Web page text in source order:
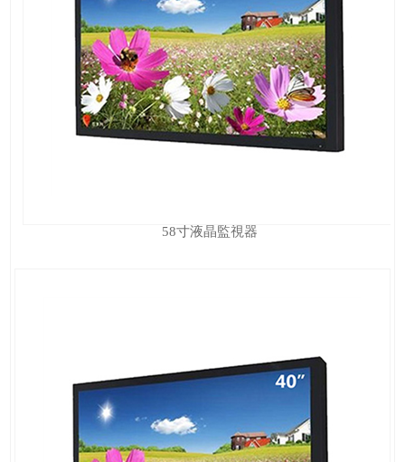
58寸液晶監視器